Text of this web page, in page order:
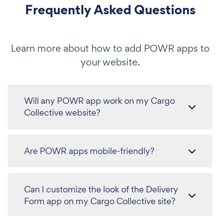
Frequently Asked Questions
Learn more about how to add POWR apps to
your website.
Will any POWR app work on my Cargo
Collective website?
Are POWR apps mobile-friendly?
Can I customize the look of the Delivery
Form app on my Cargo Collective site?